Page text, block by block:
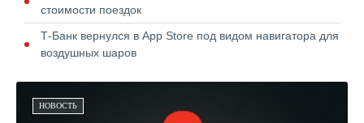
стоимости поездок
Т-Банк вернулся в App Store под видом навигатора для
воздушных шаров
НОВОСТЬ